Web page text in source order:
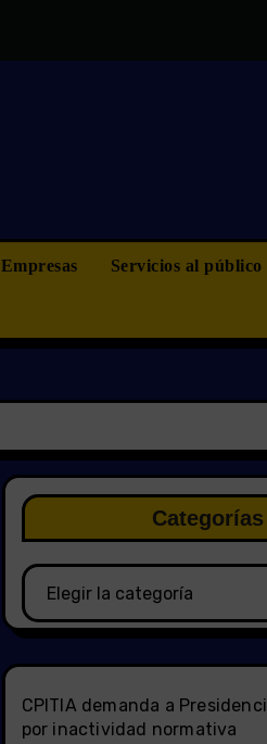
Empresas Servicios al público
Categorías
Categorías
CPITIA demanda a
por inactividad normativa